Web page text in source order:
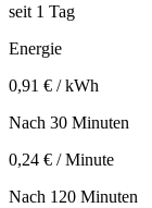
seit 1 Tag
Energie
0,91 € / kWh
Nach 30 Minuten
0,24 € / Minute
Nach 120 Minuten